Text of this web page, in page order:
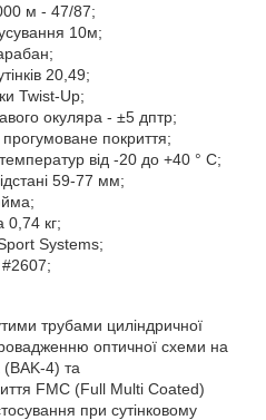
м - 47/87;
10м;
20,49;
Twist-Up;
окуляра - ±5 дптр;
покриття;
від -20 до +40 ° C;
59-77 мм;
0,74 кг;
Systems;
трубами циліндричної
оптичної схеми на
(BAK-4) та
FMC (Full Multi Coated)
при сутінковому